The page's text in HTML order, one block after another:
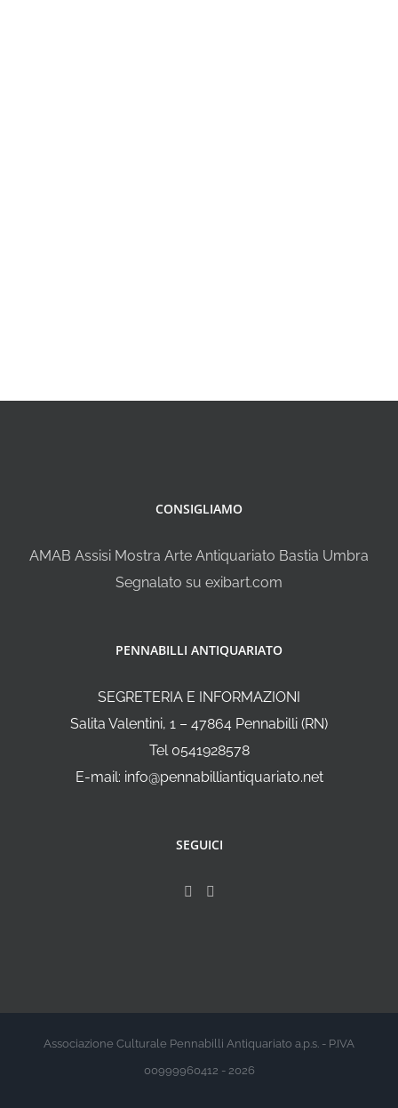
CONSIGLIAMO
AMAB Assisi Mostra Arte Antiquariato Bastia Umbra
Segnalato su exibart.com
PENNABILLI ANTIQUARIATO
SEGRETERIA E INFORMAZIONI
Salita Valentini, 1 – 47864 Pennabilli (RN)
Tel 0541928578
E-mail: info@pennabilliantiquariato.net
SEGUICI
Associazione Culturale Pennabilli Antiquariato a.p.s. - P.IVA
00999960412 - 2026